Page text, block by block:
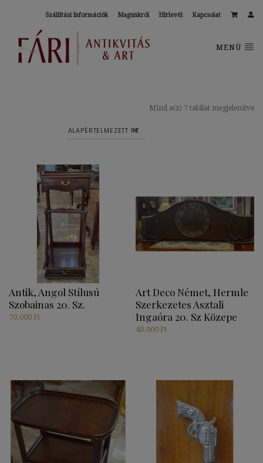
Szállítási Információk Magunkról Hírlevél Kapcsolat
MENÜ
Mind a(z) 7 találat megjelenítve
Antik, Angol Stílusú
Szobainas 20. Sz.
70.000 Ft
Art Deco Német, Hermle
Szerkezetes Asztali
Ingaóra 20. Sz Közepe
40.000 Ft